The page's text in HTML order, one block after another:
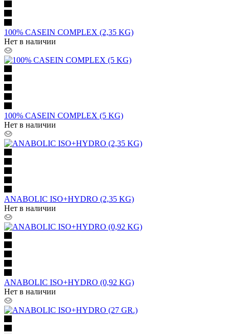
100% CASEIN COMPLEX (2,35 KG)
Нет в наличии
100% CASEIN COMPLEX (5 KG)
Нет в наличии
ANABOLIC ISO+HYDRO (2,35 KG)
Нет в наличии
ANABOLIC ISO+HYDRO (0,92 KG)
Нет в наличии